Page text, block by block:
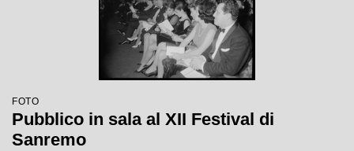
FOTO
Pubblico in sala al XII Festival di
Sanremo